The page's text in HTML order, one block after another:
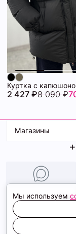
2 427 ₽8 090 ₽
Магазины
ТК Терминал
ТРК Континент
Мы используем